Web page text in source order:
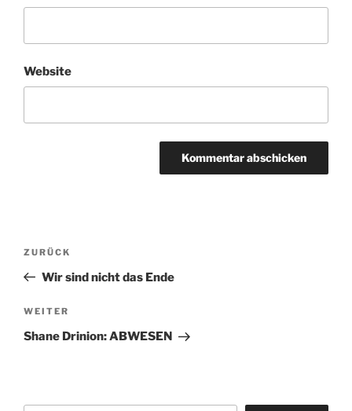
Website
Beitragsnavigation
Vorheriger
Beitrag
ZURÜCK
Wir sind nicht das Ende
Nächster
Beitrag
WEITER
Shane Drinion: ABWESEN